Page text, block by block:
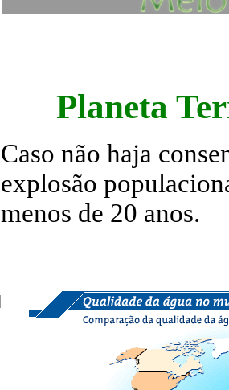
Planeta
Caso não haja
explosão
menos de 20 anos.